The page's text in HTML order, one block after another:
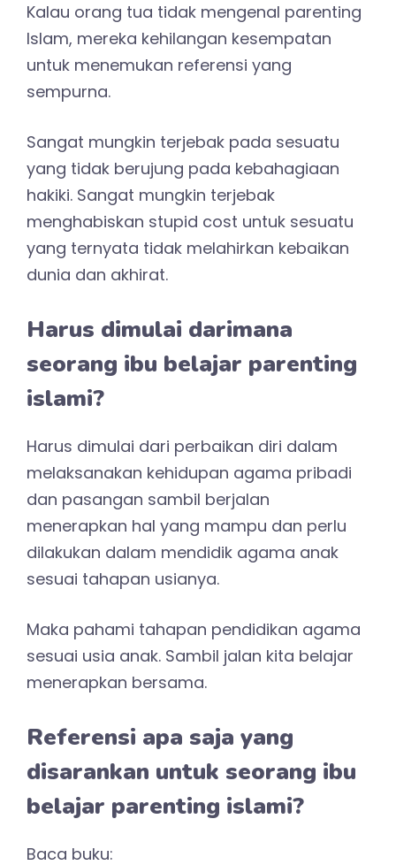
dilakukan dalam mendidik agama anak
sesuai tahapan usianya.
Maka pahami tahapan pendidikan agama
menerapkan bersama.
Referensi apa saja yang
disarankan untuk seorang ibu
belajar parenting islami?
Baca buku:
Prophetic parenting
Tarbiyatul aulad
Sisanya baca buku parenting ringan yang
lebih teknis supaya tau ownerapan
konsepnya atau berbagi cerita dengan
mereka yang berjuang melaksanakan
parenting islami di dalam keluarga.
Passion Sebagai Media
Mendalami Masalah
Ada beberapa sumber buku dari tulisan
teh Kiki Barkiah.
Situs Web Resmi